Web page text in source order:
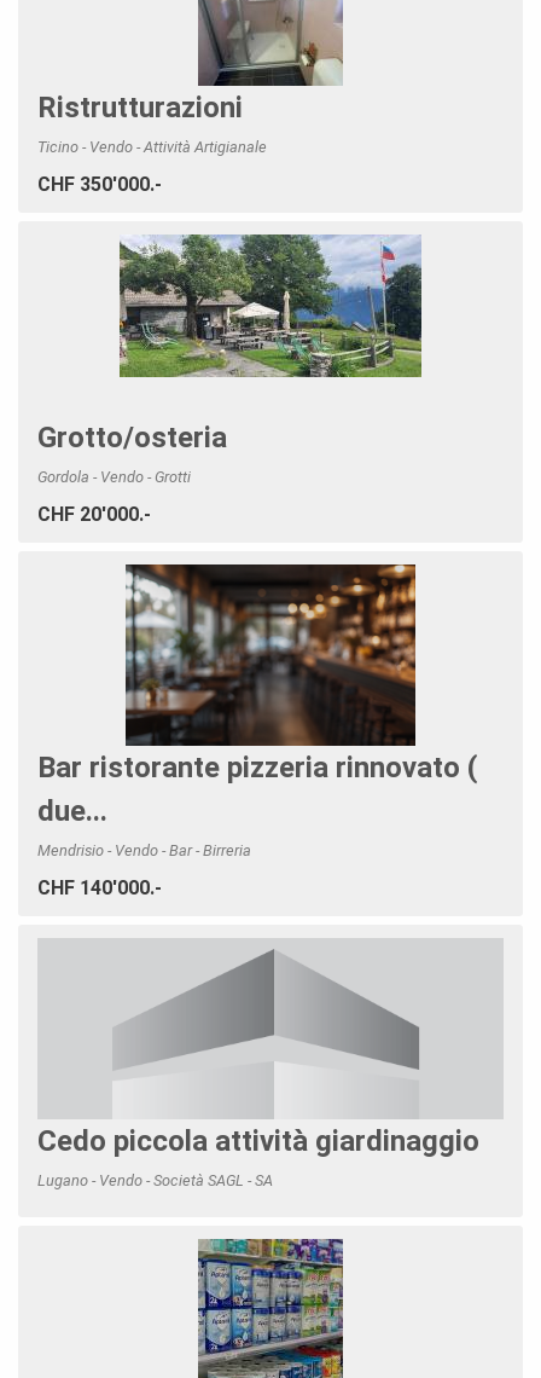
Ristrutturazioni
Ticino - Vendo - Attività Artigianale
CHF 350'000.-
Grotto/osteria
Gordola - Vendo - Grotti
CHF 20'000.-
Bar ristorante pizzeria rinnovato (
due...
Mendrisio - Vendo - Bar - Birreria
CHF 140'000.-
Cedo piccola attività giardinaggio
Lugano - Vendo - Società SAGL - SA